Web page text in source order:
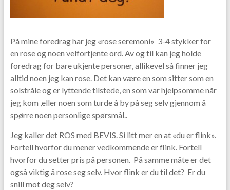
På mine foredrag har jeg «rose seremoni» 3-4 stykker for
en rose og noen velfortjente ord. Av og til kan jeg holde
foredrag for bare ukjente personer, allikevel så finner jeg
alltid noen jeg kan rose. Det kan være en som sitter som en
solstråle og er lyttende tilstede, en som var hjelpsomme når
jeg kom ,eller noen som turde å by på seg selv gjennom å
spørre noen personlige spørsmål..
Jeg kaller det ROS med BEVIS. Si litt mer en at «du er flink».
Fortell hvorfor du mener vedkommende er flink. Fortell
hvorfor du setter pris på personen. På samme måte er det
også viktig å rose seg selv. Hvor flink er du til det? Er du
snill mot deg selv?